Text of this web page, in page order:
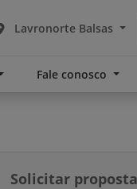
Lavronorte Balsas
Fale conosco
Solicitar proposta